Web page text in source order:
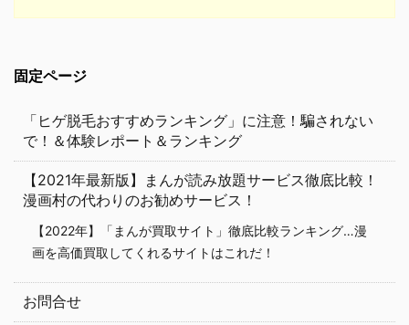
固定ページ
「ヒゲ脱毛おすすめランキング」に注意！騙されない
で！＆体験レポート＆ランキング
【2021年最新版】まんが読み放題サービス徹底比較！
漫画村の代わりのお勧めサービス！
【2022年】「まんが買取サイト」徹底比較ランキング…漫
画を高価買取してくれるサイトはこれだ！
お問合せ